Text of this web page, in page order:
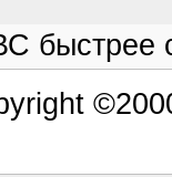
быстрее